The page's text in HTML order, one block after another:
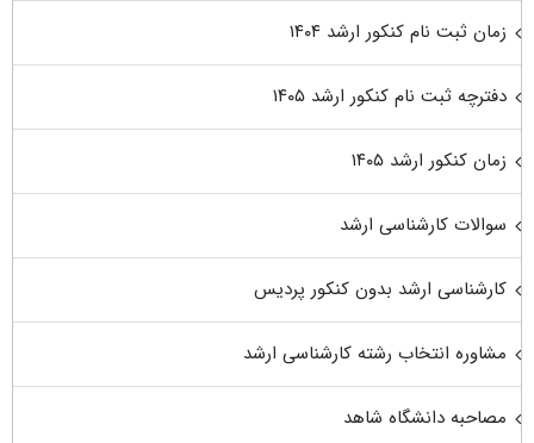
زمان ثبت نام کنکور ارشد ۱۴۰۴
دفترچه ثبت نام کنکور ارشد ۱۴۰۵
زمان کنکور ارشد ۱۴۰۵
سوالات کارشناسی ارشد
کارشناسی ارشد بدون کنکور پردیس
مشاوره انتخاب رشته کارشناسی ارشد
مصاحبه دانشگاه شاهد